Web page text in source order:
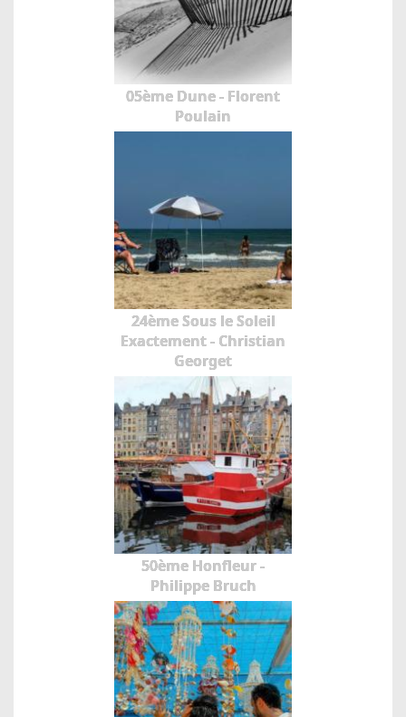
05ème Dune - Florent
Poulain
24ème Sous le Soleil
Exactement - Christian
Georget
50ème Honfleur -
Philippe Bruch